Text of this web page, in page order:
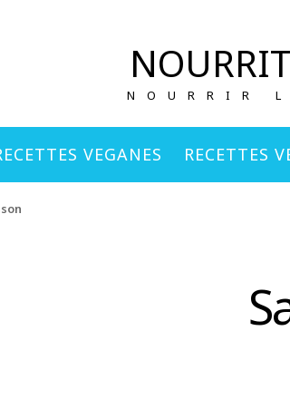
NOURRIR
VEGANES RECETTES